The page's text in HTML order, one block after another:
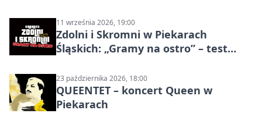
11 września 2026, 19:00
Zdolni i Skromni w Piekarach
Śląskich: „Gramy na ostro” – test
23 października 2026, 18:00
QUEENTET – koncert Queen w
Piekarach